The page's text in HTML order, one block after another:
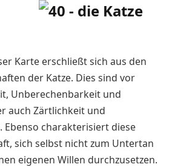
Karte erschließt sich aus den
der Katze. Dies sind vor
Unberechenbarkeit und
auch Zärtlichkeit und
Ebenso charakterisiert diese
sich selbst nicht zum Untertan
eigenen Willen durchzusetzen.